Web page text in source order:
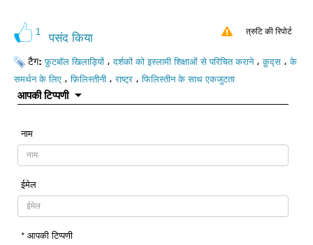
1 पसंद किया त्रुटि की रिपोर्ट
टैग:फ़ुटबॉल खिलाड़ियों ،दर्शकों को इस्लामी शिक्षाओं से परिचित कराने،क़ुद्स ،के
समर्थन के लिए ،फ़िलिस्तीनी ،राष्ट्र ،फिलिस्तीन के साथ एकजुटता
आपकी टिप्पणी
नाम
ईमेल
* आपकी टिप्पणी